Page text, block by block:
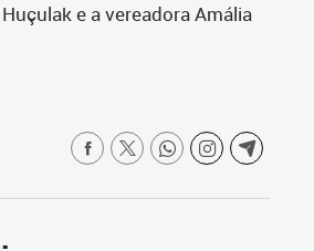
e a vereadora Amália